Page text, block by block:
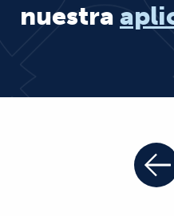
nuestra